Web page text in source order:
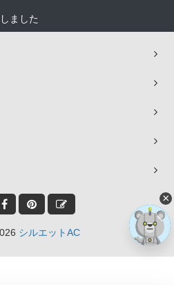
ました
シルエットAC
×